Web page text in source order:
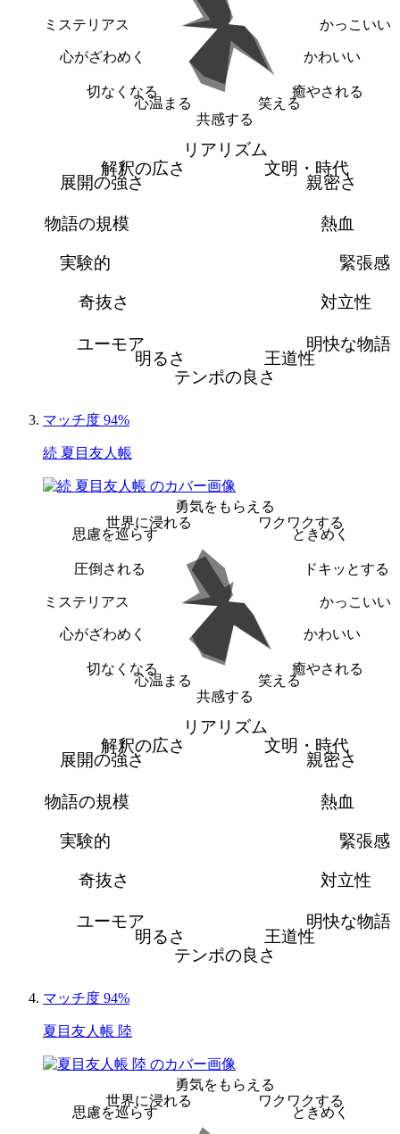
かっこいい
かわいい
癒やされる
笑える
共感する
心温まる
切なくなる
心がざわめく
ミステリアス
リアリズム
文明・時代
親密さ
熱血
緊張感
対立性
明快な物語
王道性
テンポの良さ
明るさ
ユーモア
奇抜さ
実験的
物語の規模
展開の強さ
解釈の広さ
マッチ度 94%
続 夏目友人帳
勇気をもらえる
ワクワクする
ときめく
ドキッとする
かっこいい
かわいい
癒やされる
笑える
共感する
心温まる
切なくなる
心がざわめく
ミステリアス
圧倒される
思慮を巡らす
世界に浸れる
リアリズム
文明・時代
親密さ
熱血
緊張感
対立性
明快な物語
王道性
テンポの良さ
明るさ
ユーモア
奇抜さ
実験的
物語の規模
展開の強さ
解釈の広さ
マッチ度 94%
夏目友人帳 陸
勇気をもらえる
ワクワクする
ときめく
思慮を巡らす
世界に浸れる